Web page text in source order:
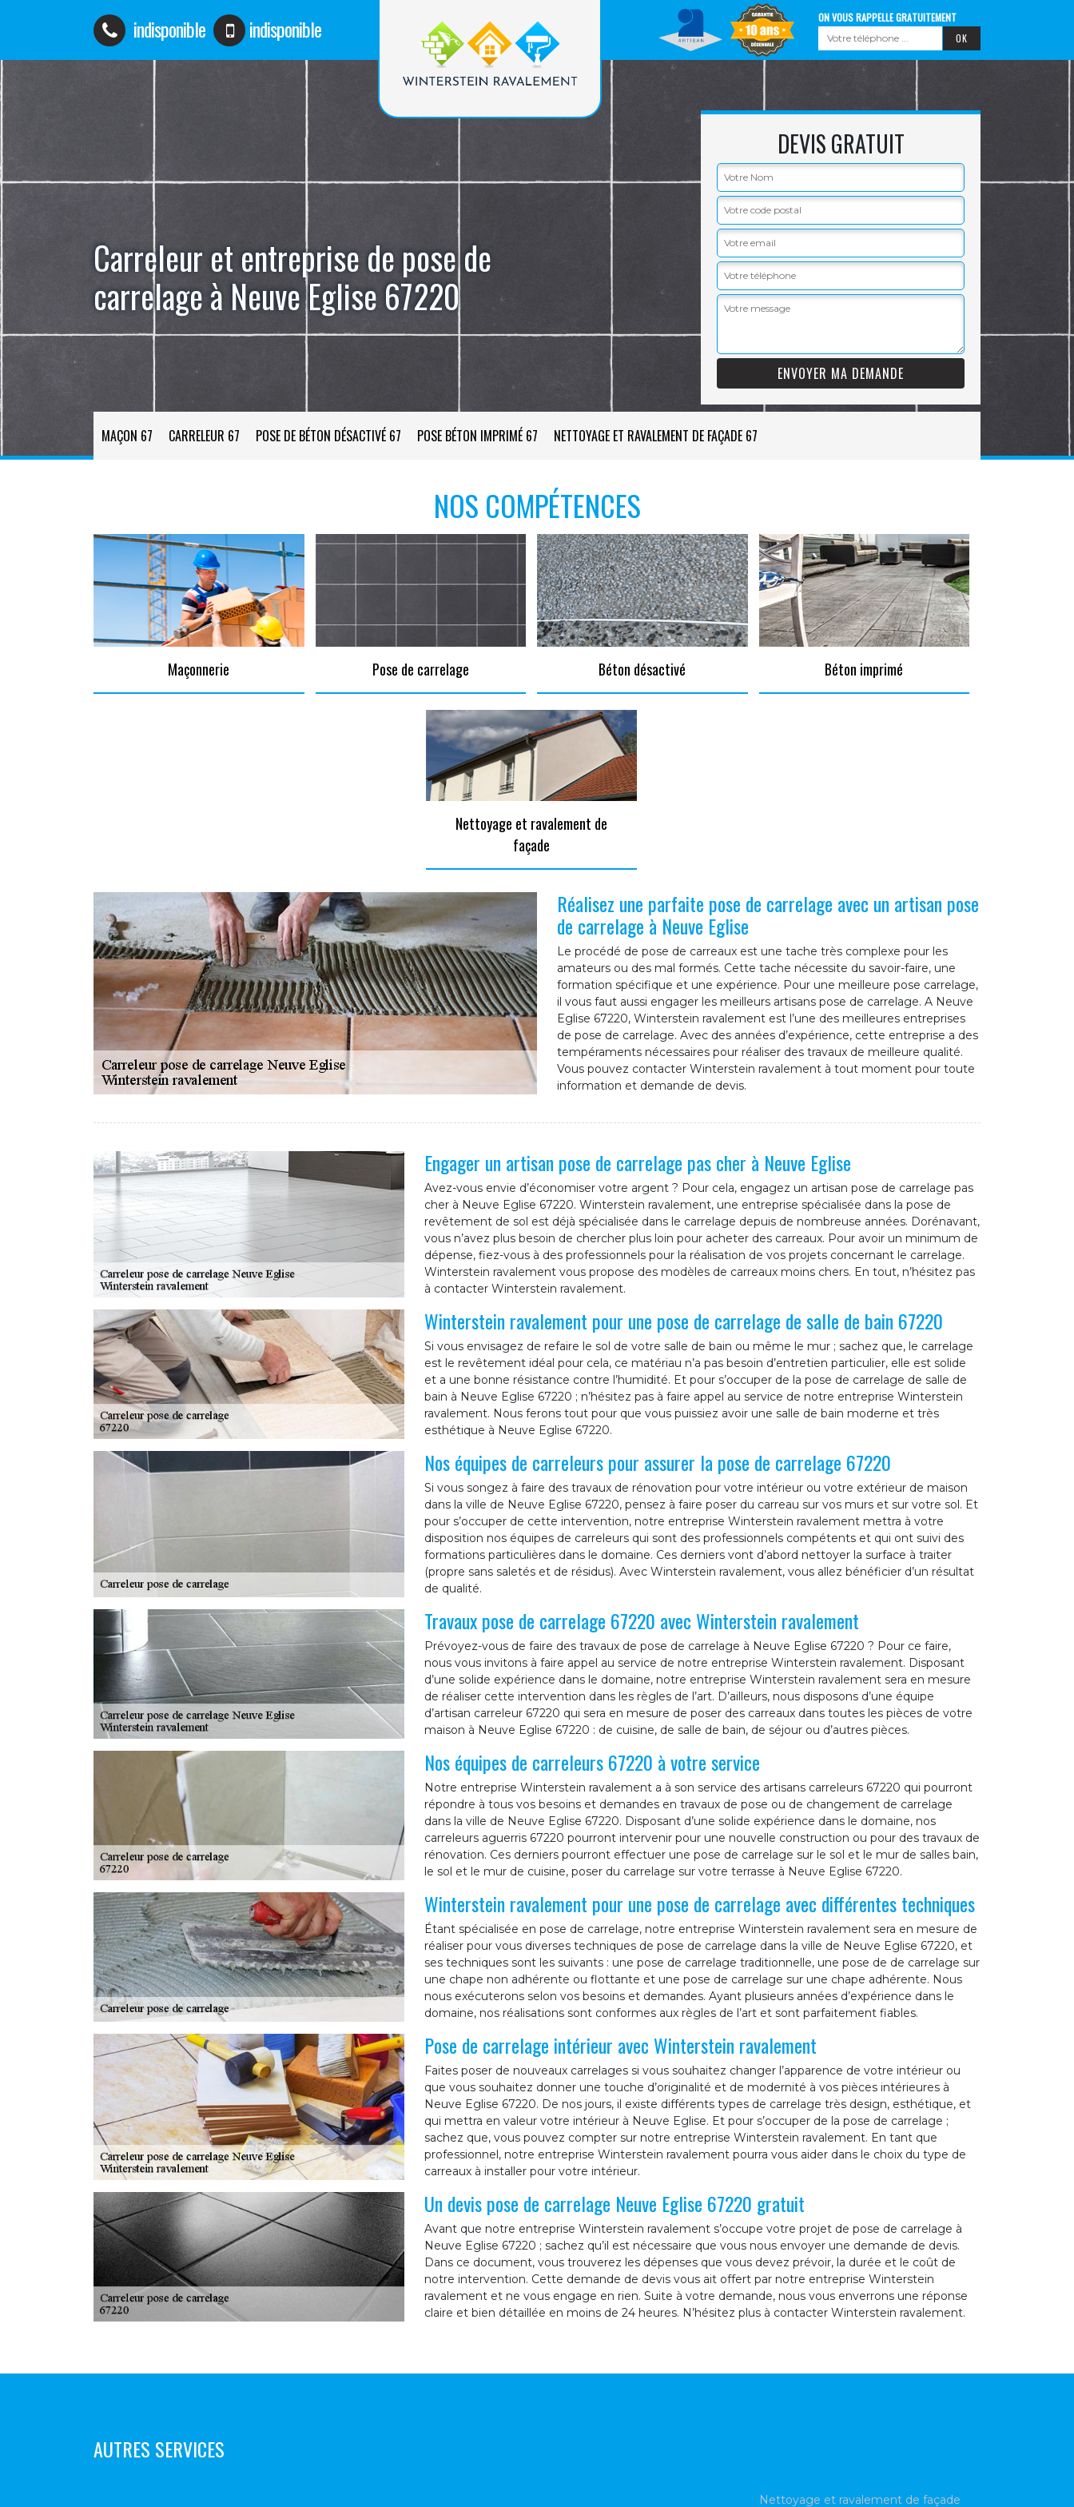
indisponible indisponible ON VOUS RAPPELLE GRATUITEMENT
Carreleur et entreprise de pose de
carrelage à Neuve Eglise 67220
DEVIS GRATUIT
MAÇON 67 CARRELEUR 67 POSE DE BÉTON DÉSACTIVÉ 67 POSE BÉTON IMPRIMÉ 67 NETTOYAGE ET RAVALEMENT DE FAÇADE 67
NOS COMPÉTENCES
Maçonnerie Pose de carrelage Béton désactivé Béton imprimé
Nettoyage et ravalement de
façade
Réalisez une parfaite pose de carrelage avec un artisan pose
de carrelage à Neuve Eglise
Le procédé de pose de carreaux est une tache très complexe pour les
amateurs ou des mal formés. Cette tache nécessite du savoir-faire, une
formation spécifique et une expérience. Pour une meilleure pose carrelage,
il vous faut aussi engager les meilleurs artisans pose de carrelage. A Neuve
Eglise 67220, Winterstein ravalement est l’une des meilleures entreprises
de pose de carrelage. Avec des années d’expérience, cette entreprise a des
tempéraments nécessaires pour réaliser des travaux de meilleure qualité.
Vous pouvez contacter Winterstein ravalement à tout moment pour toute
information et demande de devis.
Engager un artisan pose de carrelage pas cher à Neuve Eglise
Avez-vous envie d’économiser votre argent ? Pour cela, engagez un artisan pose de carrelage pas
cher à Neuve Eglise 67220. Winterstein ravalement, une entreprise spécialisée dans la pose de
revêtement de sol est déjà spécialisée dans le carrelage depuis de nombreuse années. Dorénavant,
vous n’avez plus besoin de chercher plus loin pour acheter des carreaux. Pour avoir un minimum de
dépense, fiez-vous à des professionnels pour la réalisation de vos projets concernant le carrelage.
Winterstein ravalement vous propose des modèles de carreaux moins chers. En tout, n’hésitez pas
à contacter Winterstein ravalement.
Winterstein ravalement pour une pose de carrelage de salle de bain 67220
Si vous envisagez de refaire le sol de votre salle de bain ou même le mur ; sachez que, le carrelage
est le revêtement idéal pour cela, ce matériau n’a pas besoin d’entretien particulier, elle est solide
et a une bonne résistance contre l’humidité. Et pour s’occuper de la pose de carrelage de salle de
bain à Neuve Eglise 67220 ; n’hésitez pas à faire appel au service de notre entreprise Winterstein
ravalement. Nous ferons tout pour que vous puissiez avoir une salle de bain moderne et très
esthétique à Neuve Eglise 67220.
Nos équipes de carreleurs pour assurer la pose de carrelage 67220
Si vous songez à faire des travaux de rénovation pour votre intérieur ou votre extérieur de maison
dans la ville de Neuve Eglise 67220, pensez à faire poser du carreau sur vos murs et sur votre sol. Et
pour s’occuper de cette intervention, notre entreprise Winterstein ravalement mettra à votre
disposition nos équipes de carreleurs qui sont des professionnels compétents et qui ont suivi des
formations particulières dans le domaine. Ces derniers vont d’abord nettoyer la surface à traiter
(propre sans saletés et de résidus). Avec Winterstein ravalement, vous allez bénéficier d’un résultat
de qualité.
Travaux pose de carrelage 67220 avec Winterstein ravalement
Prévoyez-vous de faire des travaux de pose de carrelage à Neuve Eglise 67220 ? Pour ce faire,
nous vous invitons à faire appel au service de notre entreprise Winterstein ravalement. Disposant
d’une solide expérience dans le domaine, notre entreprise Winterstein ravalement sera en mesure
de réaliser cette intervention dans les règles de l’art. D’ailleurs, nous disposons d’une équipe
d’artisan carreleur 67220 qui sera en mesure de poser des carreaux dans toutes les pièces de votre
maison à Neuve Eglise 67220 : de cuisine, de salle de bain, de séjour ou d’autres pièces.
Nos équipes de carreleurs 67220 à votre service
Notre entreprise Winterstein ravalement a à son service des artisans carreleurs 67220 qui pourront
répondre à tous vos besoins et demandes en travaux de pose ou de changement de carrelage
dans la ville de Neuve Eglise 67220. Disposant d’une solide expérience dans le domaine, nos
carreleurs aguerris 67220 pourront intervenir pour une nouvelle construction ou pour des travaux de
rénovation. Ces derniers pourront effectuer une pose de carrelage sur le sol et le mur de salles bain,
le sol et le mur de cuisine, poser du carrelage sur votre terrasse à Neuve Eglise 67220.
Winterstein ravalement pour une pose de carrelage avec différentes techniques
Étant spécialisée en pose de carrelage, notre entreprise Winterstein ravalement sera en mesure de
réaliser pour vous diverses techniques de pose de carrelage dans la ville de Neuve Eglise 67220, et
ses techniques sont les suivants : une pose de carrelage traditionnelle, une pose de de carrelage sur
une chape non adhérente ou flottante et une pose de carrelage sur une chape adhérente. Nous
nous exécuterons selon vos besoins et demandes. Ayant plusieurs années d’expérience dans le
domaine, nos réalisations sont conformes aux règles de l’art et sont parfaitement fiables.
Pose de carrelage intérieur avec Winterstein ravalement
Faites poser de nouveaux carrelages si vous souhaitez changer l’apparence de votre intérieur ou
que vous souhaitez donner une touche d’originalité et de modernité à vos pièces intérieures à
Neuve Eglise 67220. De nos jours, il existe différents types de carrelage très design, esthétique, et
qui mettra en valeur votre intérieur à Neuve Eglise. Et pour s’occuper de la pose de carrelage ;
sachez que, vous pouvez compter sur notre entreprise Winterstein ravalement. En tant que
professionnel, notre entreprise Winterstein ravalement pourra vous aider dans le choix du type de
carreaux à installer pour votre intérieur.
Un devis pose de carrelage Neuve Eglise 67220 gratuit
Avant que notre entreprise Winterstein ravalement s’occupe votre projet de pose de carrelage à
Neuve Eglise 67220 ; sachez qu’il est nécessaire que vous nous envoyer une demande de devis.
Dans ce document, vous trouverez les dépenses que vous devez prévoir, la durée et le coût de
notre intervention. Cette demande de devis vous ait offert par notre entreprise Winterstein
ravalement et ne vous engage en rien. Suite à votre demande, nous vous enverrons une réponse
claire et bien détaillée en moins de 24 heures. N’hésitez plus à contacter Winterstein ravalement.
AUTRES SERVICES
Nettoyage et ravalement de façade